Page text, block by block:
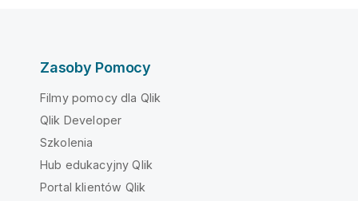
Zasoby Pomocy
Filmy pomocy dla Qlik
Qlik Developer
Szkolenia
Hub edukacyjny Qlik
Portal klientów Qlik